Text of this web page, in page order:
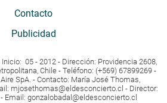
Contacto
Publicidad
05 - 2012 - Dirección: Providencia 2608,
Chile - Teléfono: (+569) 67899269 -
SpA. - Contacto: María José Thomas,
mjosethomas@eldesconcierto.cl - Director:
Email: gonzalobadal@eldesconcierto.cl